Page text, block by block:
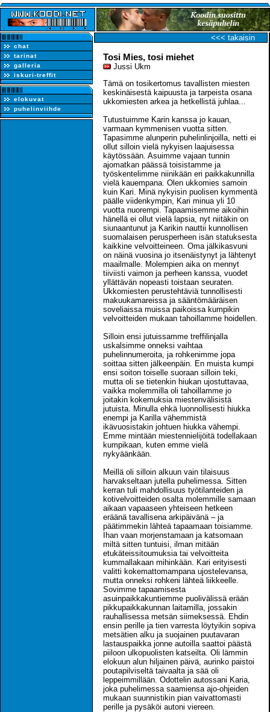
chat
tarinat
galleria
iskuri-treffit
elokuvat
puhelinviihde
<<< takaisin
Tosi Mies, tosi miehet
Jussi Ukm
Tämä on tosikertomus tavallisten miesten
keskinäisestä kaipuusta ja tarpeista osana
ukkomiesten arkea ja hetkellistä juhlaa...
Tutustuimme Karin kanssa jo kauan,
varmaan kymmenisen vuotta sitten.
Tapasimme alunperin puhelinlinjoilla, netti ei
ollut silloin vielä nykyisen laajuisessa
käytössään. Asuimme vajaan tunnin
ajomatkan päässä toisistamme ja
työskentelimme niinikään eri paikkakunnilla
vielä kauempana. Olen ukkomies samoin
kuin Kari. Minä nykyisin puolisen kymmentä
päälle viidenkympin, Kari minua yli 10
vuotta nuorempi. Tapaamisemme aikoihin
hänellä ei ollut vielä lapsia, nyt niitäkin on
siunaantunut ja Karikin nauttii kunnollisen
suomalaisen perusperheen isän statuksesta
kaikkine velvoitteineen. Oma jälkikasvuni
on näinä vuosina jo itsenäistynyt ja lähtenyt
maailmalle. Molempien aika on mennyt
tiiviisti vaimon ja perheen kanssa, vuodet
yllättävän nopeasti toistaan seuraten.
Ukkomiesten perustehtäviä tunnollisesti
makuukamareissa ja sääntömääräisen
soveliaissa muissa paikoissa kumpikin
velvoitteiden mukaan tahoillamme hoidellen.
Silloin ensi jutuissamme treffilinjalla
uskalsimme onneksi vaihtaa
puhelinnumeroita, ja rohkenimme jopa
soittaa sitten jälkeenpäin. En muista kumpi
ensi soiton toiselle suoraan silloin teki,
mutta oli se tietenkin hiukan ujostuttavaa,
vaikka molemmilla oli tahoillamme jo
joitakin kokemuksia miestenvälisistä
jutuista. Minulla ehkä luonnollisesti hiukka
enempi ja Karilla vähemmistä
ikävuosistakin johtuen hiukka vähempi.
Emme mintään miestennielijöitä todellakaan
kumpikaan, kuten emme vielä
nykyäänkään.
Meillä oli silloin alkuun vain tilaisuus
harvakseltaan jutella puhelimessa. Sitten
kerran tuli mahdollisuus työtilanteiden ja
kotivelvoitteiden osalta molemmille samaan
aikaan vapaaseen yhteiseen hetkeen
eräänä tavallisena arkipäivänä – ja
päätimmekin lähteä tapaamaan toisiamme.
Ihan vaan morjenstamaan ja katsomaan
miltä sitten tuntuisi, ilman mitään
etukäteissitoumuksia tai velvoitteita
kummallakaan mihinkään. Kari erityisesti
valitti kokemattomampana ujostelevansa,
mutta onneksi rohkeni lähteä liikkeelle.
Sovimme tapaamisesta
asuinpaikkakuntiemme puolivälissä erään
pikkupaikkakunnan laitamilla, jossakin
rauhallisessa metsän siimeksessä. Ehdin
ensin perille ja tien varresta löytyikin sopiva
metsätien alku ja suojainen puutavaran
lastauspaikka jonne autoilla saattoi päästä
piiloon ulkopuolisten katseilta. Oli lämmin
elokuun alun hiljainen päivä, aurinko paistoi
poutapilviseltä taivaalta ja sää oli
leppeimmillään. Odottelin autossani Karia,
joka puhelimessa saamiensa ajo-ohjeiden
mukaan suunnistikin pian vaivattomasti
perille ja pysäköi autoni viereen.